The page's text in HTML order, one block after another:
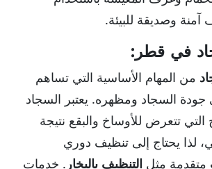
وصديقة للبيئة.
في قطر:
من المهام الأساسية التي تساهم
السجاد ومظهره. يعتبر السجاد
تتعرض للأوساخ والبقع نتيجة
لذا يحتاج إلى تنظيف دوري
متقدمة مثلالتنظيف بالبخار. خدمات